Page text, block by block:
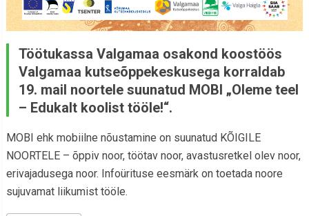
Töötukassa Valgamaa osakond koostöös
Valgamaa kutseõppekeskusega korraldab
19. mail noortele suunatud MOBI „Oleme teel
– Edukalt koolist tööle!“.
MOBI ehk mobiilne nõustamine on suunatud KÕIGILE
NOORTELE – õppiv noor, töötav noor, avastusretkel olev noor,
erivajadusega noor. Infoürituse eesmärk on toetada noore
sujuvamat liikumist tööle.